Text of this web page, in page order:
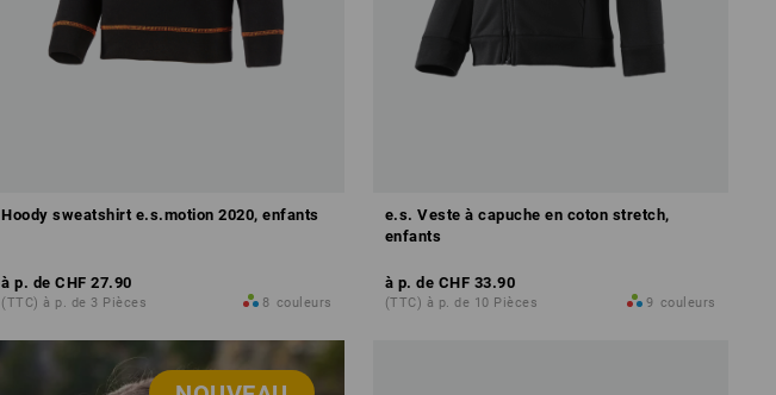
Hoody sweatshirt e.s.motion 2020, enfants
à p. de CHF 27.90
(TTC) à p. de 3 Pièces 8 couleurs
e.s. Veste à capuche en coton stretch,
enfants
à p. de CHF 33.90
(TTC) à p. de 10 Pièces 9 couleurs